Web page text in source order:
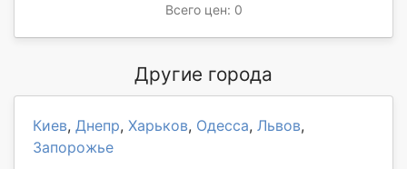
Всего цен: 0
Другие города
Киев, Днепр, Харьков, Одесса, Львов,
Запорожье